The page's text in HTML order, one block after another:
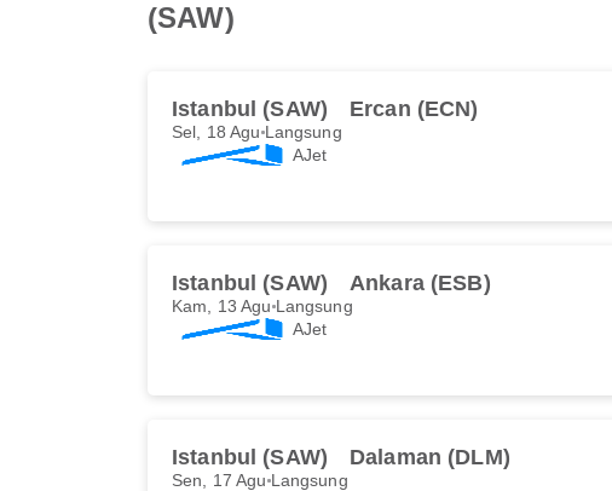
(SAW)
Istanbul (SAW) Ercan (ECN)
Sel, 18 Agu Langsung
AJet
Istanbul (SAW) Ankara (ESB)
Kam, 13 Agu Langsung
AJet
Istanbul (SAW) Dalaman (DLM)
Sen, 17 Agu Langsung